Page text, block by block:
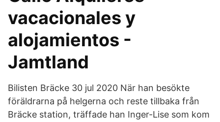
vacacionales y
alojamientos -
Jamtland
Bilisten Bräcke 30 jul 2020 När han besökte
föräldrarna på helgerna och reste tillbaka från
Bräcke station, träffade han Inger-Lise som kom